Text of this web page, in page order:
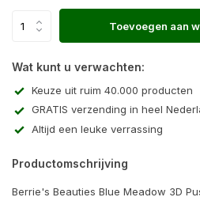
Toevoegen aan
Wat kunt u verwachten:
Keuze uit ruim 40.000 producten
GRATIS verzending in heel
Altijd een leuke verrassing
Productomschrijving
Berrie's Beauties Blue Meadow 3D